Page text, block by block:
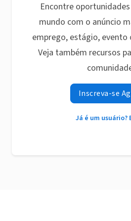
Encontre
mundo com o anúncio
emprego, estágio, evento
Veja também recursos
Inscreva-se
Já é um usuário?